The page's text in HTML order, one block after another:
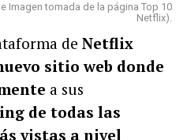
Imagen tomada de la página Top 10
Netflix).
de Netflix
sitio web donde
a sus
de todas las
vistas a nivel